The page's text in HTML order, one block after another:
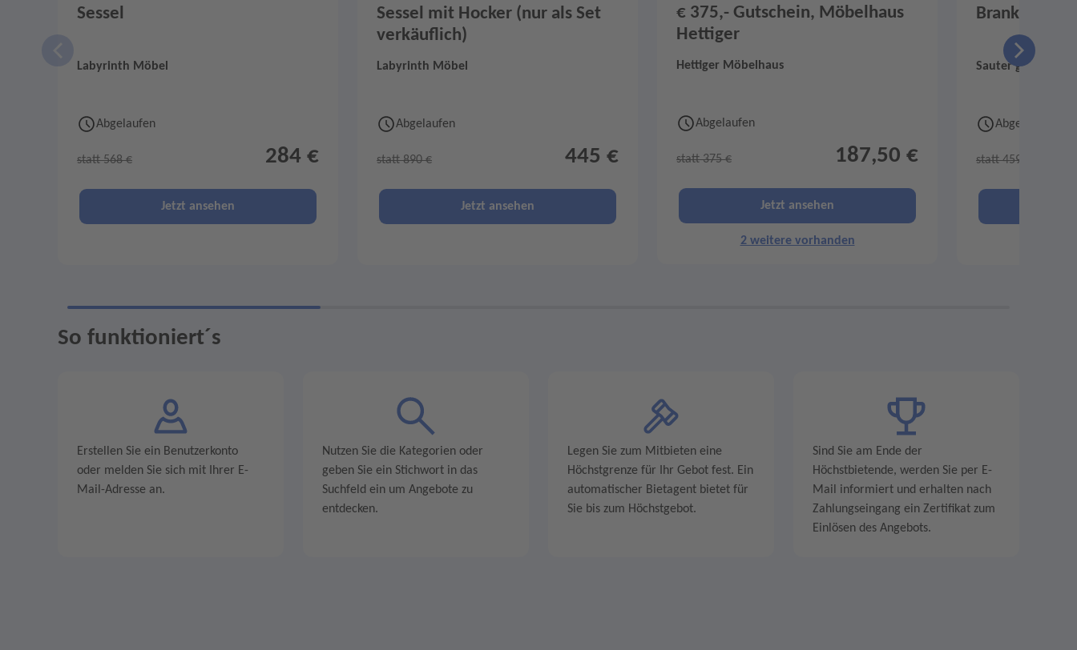
Sessel
Labyrinth Möbel
Abgelaufen
statt 568 € 284 €
Jetzt ansehen
Sessel mit Hocker (nur als Set
verkäuflich)
Labyrinth Möbel
Abgelaufen
statt 890 € 445 €
Jetzt ansehen
€ 375,- Gutschein, Möbelhaus
Hettiger
Hettiger Möbelhaus
Abgelaufen
statt 375 € 187,50 €
Jetzt ansehen
2 weitere vorhanden
Brank Grazi,
Sauter grün
Abgelaufen
statt 459 €
So funktioniert´s
Erstellen Sie ein Benutzerkonto
oder melden Sie sich mit Ihrer E-
Mail-Adresse an.
Nutzen Sie die Kategorien oder
geben Sie ein Stichwort in das
Suchfeld ein um Angebote zu
entdecken.
Legen Sie zum Mitbieten eine
Höchstgrenze für Ihr Gebot fest. Ein
automatischer Bietagent bietet für
Sie bis zum Höchstgebot.
Sind Sie am Ende der
Höchstbietende, werden Sie per E-
Mail informiert und erhalten nach
Zahlungseingang ein Zertifikat zum
Einlösen des Angebots.